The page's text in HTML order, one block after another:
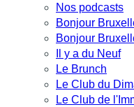
Nos podcasts
Bonjour
Bonjour
Il y a du Neuf
Le Brunch
Le Club du
Le Club de